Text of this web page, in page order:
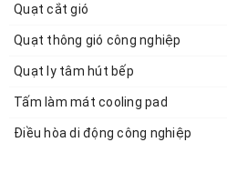
Quạt cắt gió
Quạt thông gió công nghiệp
Quạt ly tâm hút bếp
Tấm làm mát cooling pad
Điều hòa di động công nghiệp